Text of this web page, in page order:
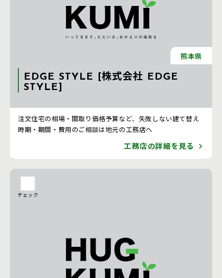
熊本県
EDGE STYLE [株式会社 EDGE
STYLE]
注文住宅の相場・間取り価格予算など、失敗しない建て替え
時期・期間・費用のご相談は地元の工務店へ
工務店の詳細を見る
チェック